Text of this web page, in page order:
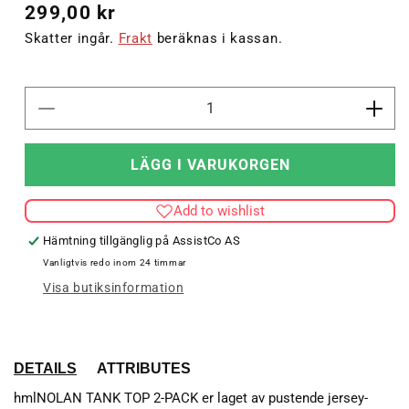
Ordinarie
pris
299,00 kr
Skatter ingår. Frakt beräknas i kassan.
kvantitet
2-
PACK
Öka
TOP
LÄGG I VARUKORGEN
Add to wishlist
Hämtning tillgänglig på AssistCo AS
Vanligtvis redo inom 24 timmar
Visa butiksinformation
DETAILS ATTRIBUTES
hmlNOLAN TANK TOP 2-PACK er laget av pustende jersey-